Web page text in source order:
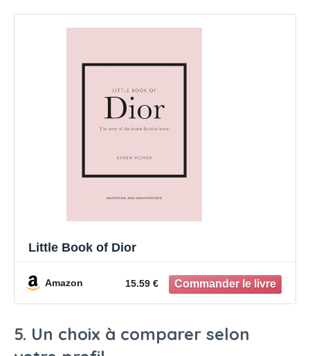
Little Book of Dior
Amazon 15.59 €
5. Un choix à comparer selon